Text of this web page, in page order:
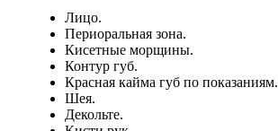
Лицо.
Периоральная зона.
Кисетные морщины.
Контур губ.
Красная кайма губ по показаниям.
Шея.
Декольте.